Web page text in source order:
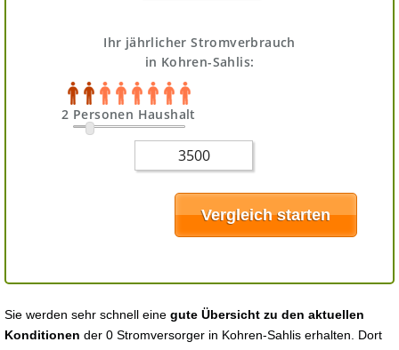
Ihr jährlicher Stromverbrauch
in Kohren-Sahlis:
2 Personen Haushalt
Sie werden sehr schnell eine gute Übersicht zu den aktuellen
Konditionen der 0 Stromversorger in Kohren-Sahlis erhalten. Dort